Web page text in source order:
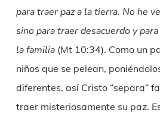
para traer paz a la tierra. No he
sino para traer desacuerdo y
la familia(Mt 10:34). Como un
niños que se pelean,
diferentes, así Cristo “separa”
traer misteriosamente su paz.